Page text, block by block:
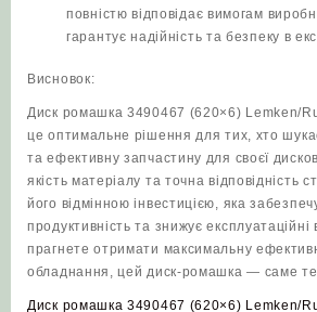
повністю відповідає вимогам
гарантує надійність та безпеку в
Висновок:
Диск ромашка 3490467 (620×6) Lemken/
це оптимальне рішення для тих, хто
та ефективну запчастину для своєї
якість матеріалу та точна відповідність
його відмінною інвестицією, яка
продуктивність та знижує
прагнете отримати максимальну
обладнання, цей диск-ромашка — саме
Диск ромашка 3490467 (620×6) Lemken/